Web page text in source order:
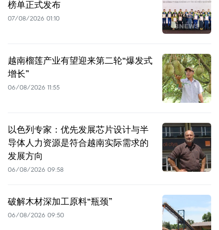
榜单正式发布
07/08/2026 01:10
越南榴莲产业有望迎来第二轮“爆发式
增长”
06/08/2026 11:55
以色列专家：优先发展芯片设计与半
导体人力资源是符合越南实际需求的
发展方向
06/08/2026 09:58
破解木材深加工原料“瓶颈”
06/08/2026 09:50